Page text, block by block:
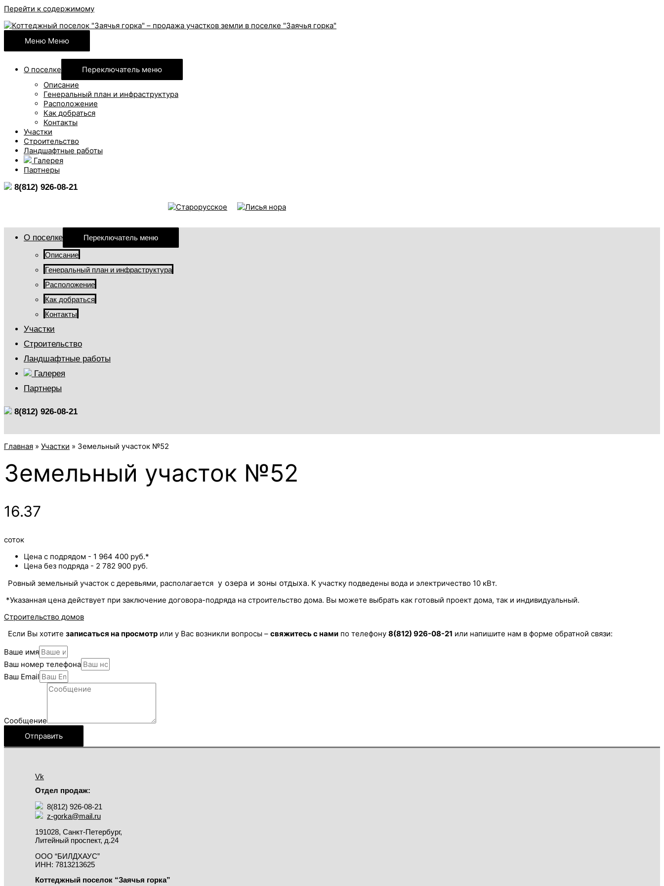
Перейти к содержимому
Меню Меню
О поселке
Переключатель меню
Описание
Генеральный план и инфраструктура
Расположение
Как добраться
Контакты
Участки
Строительство
Ландшафтные работы
Галерея
Партнеры
8(812) 926-08-21
О поселке Переключатель меню
Описание
Генеральный план и инфраструктура
Расположение
Как добраться
Контакты
Участки
Строительство
Ландшафтные работы
Галерея
Партнеры
8(812) 926-08-21
Главная » Участки » Земельный участок №52
Земельный участок №52
16.37
соток
Цена с подрядом - 1 964 400 руб.*
Цена без подряда - 2 782 900 руб.
Ровный земельный участок с деревьями, располагается у озера и зоны отдыха. К участку подведены вода и электричество 10 кВт.
*Указанная цена действует при заключение договора-подряда на строительство дома. Вы можете выбрать как готовый проект дома, так и индивидуальный.
Строительство домов
Если Вы хотите записаться на просмотр или у Вас возникли вопросы – свяжитесь с нами по телефону 8(812) 926-08-21 или напишите нам в форме обратной связи:
Ваше имя
Ваш номер телефона
Ваш Email
Сообщение
Отправить
Vk
Отдел продаж:
8(812) 926-08-21
z-gorka@mail.ru
191028, Санкт-Петербург,
Литейный проспект, д.24
ООО “БИЛДХАУС”
ИНН: 7813213625
Коттеджный поселок “Заячья горка”